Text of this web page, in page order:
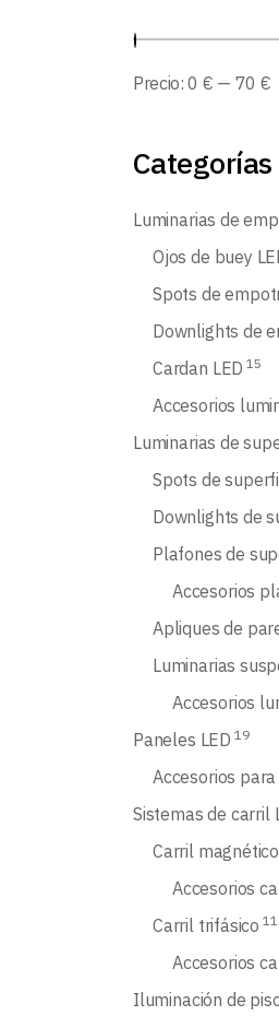
Precio:0 € — 70 €
Categorías
Luminarias de
Ojos de buey
Spots de
Downlights de
Cardan LED 15
Accesorios
Luminarias de
Spots de
Downlights de
Plafones de
Accesorios
Apliques de
Luminarias
Accesorios
Paneles LED 19
Accesorios
Sistemas de carril
Carril magnético
Accesorios
Carril trifásico
Accesorios
Iluminación de